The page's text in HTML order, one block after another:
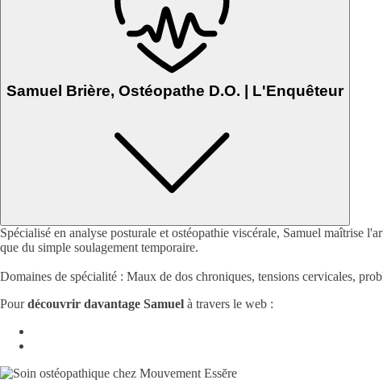
Samuel Brière, Ostéopathe D.O. | L'Enquêteur
Spécialisé en analyse posturale et ostéopathie viscérale, Samuel maîtrise
que du simple soulagement temporaire.
Domaines de spécialité : Maux de dos chroniques, tensions cervicales,
Pourdécouvrir davantage Samuel à travers le web :